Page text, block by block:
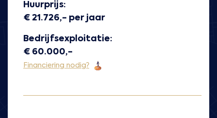
Huurprijs:
€ 21.726,- per jaar
Bedrijfsexploitatie:
€ 60.000,-
Financiering nodig?